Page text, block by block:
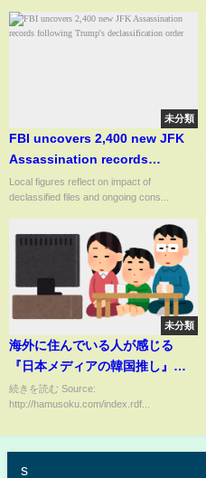
未分類
FBI uncovers 2,400 new JFK
Assassination records
following Trump's
declassification order
Local figures reflect on impact of
declassified files and ongoing cons...
未分類
海外に住んでいる人が感じる
『日本メディアの韓国推し』と
『日本文化の凄さ』
続きを読む Source:
http://hamusoku.com/index.rdf...
s